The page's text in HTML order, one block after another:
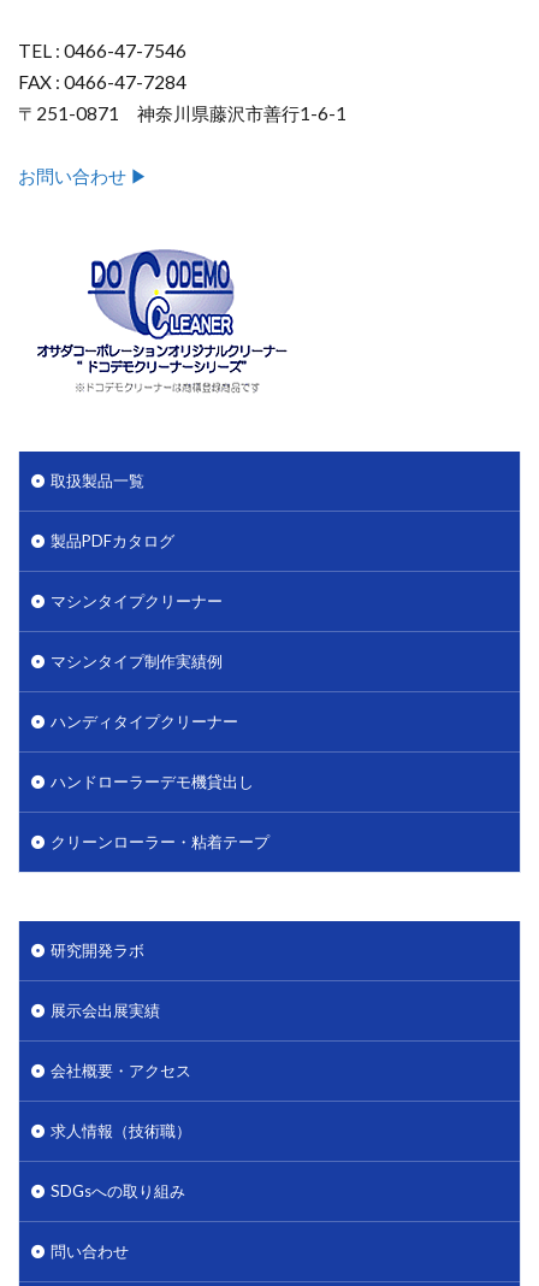
TEL : 0466-47-7546
FAX : 0466-47-7284
〒251-0871 神奈川県藤沢市善行1-6-1
お問い合わせ ▶︎
取扱製品一覧
製品PDFカタログ
マシンタイプクリーナー
マシンタイプ制作実績例
ハンディタイプクリーナー
ハンドローラーデモ機貸出し
クリーンローラー・粘着テープ
研究開発ラボ
展示会出展実績
会社概要・アクセス
求人情報（技術職）
SDGsへの取り組み
問い合わせ